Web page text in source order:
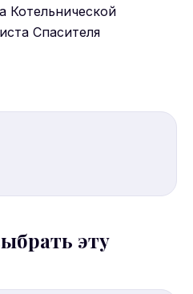
Котельнической
Спасителя
эту